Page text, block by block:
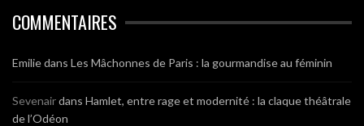
COMMENTAIRES
Emiliedans Les Mâchonnes de Paris : la gourmandise au féminin
Sevenairdans Hamlet, entre rage et modernité : la claque théâtrale
de l’Odéon